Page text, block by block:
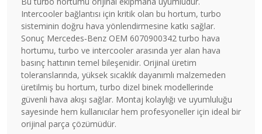
Intercooler bağlantısı için kritik olan bu hortum, turbo
sisteminin doğru hava yönlendirmesine katkı sağlar.
Sonuç Mercedes‑Benz OEM 6070900342 turbo hava
hortumu, turbo ve intercooler arasında yer alan hava
basınç hattının temel bileşenidir. Orijinal üretim
toleranslarında, yüksek sıcaklık dayanımlı malzemeden
üretilmiş bu hortum, turbo dizel binek modellerinde
güvenli hava akışı sağlar. Montaj kolaylığı ve uyumluluğu
sayesinde hem kullanıcılar hem profesyoneller için ideal bir
orijinal parça çözümüdür.